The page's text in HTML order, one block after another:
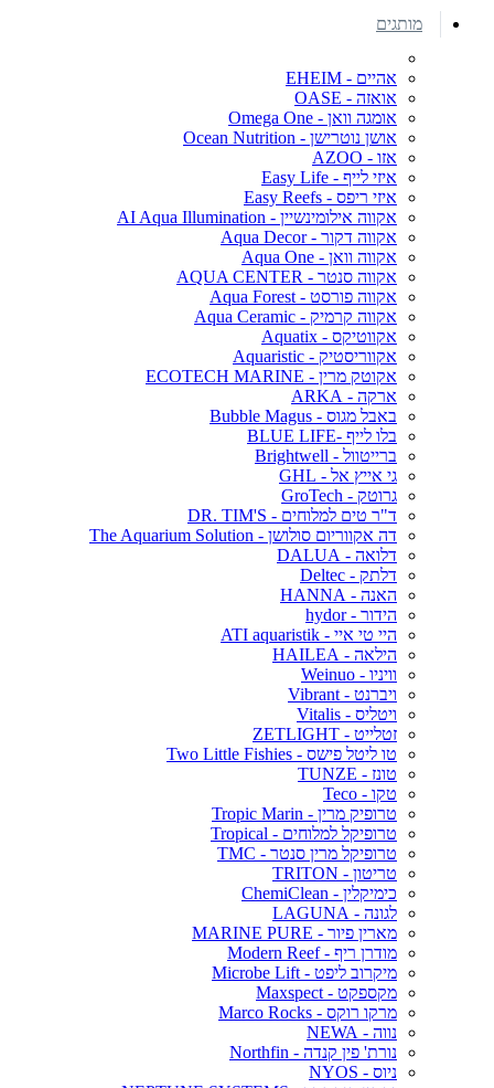
מותגים
אהיים - EHEIM
אואזה - OASE
אומגה וואן - Omega One
אושן נוטרישן - Ocean Nutrition
אזו - AZOO
איזי לייף - Easy Life
איזי ריפס - Easy Reefs
אקווה אילומינשיין - AI Aqua Illumination
אקווה דקור - Aqua Decor
אקווה וואן - Aqua One
אקווה סנטר - AQUA CENTER
אקווה פורסט - Aqua Forest
אקווה קרמיק - Aqua Ceramic
אקווטיקס - Aquatix
אקווריסטיק - Aquaristic
אקוטק מרין - ECOTECH MARINE
ארקה - ARKA
באבל מגוס - Bubble Magus
בלו לייף -BLUE LIFE
ברייטוול - Brightwell
גי אייץ אל - GHL
גרוטק - GroTech
ד"ר טים למלוחים - DR. TIM'S
דה אקווריום סולושן - The Aquarium Solution
דלואה - DALUA
דלתק - Deltec
האנה - HANNA
הידור - hydor
היי טי איי - ATI aquaristik
הילאה - HAILEA
וויניו - Weinuo
ויברנט - Vibrant
ויטליס - Vitalis
זטלייט - ZETLIGHT
טו ליטל פישס - Two Little Fishies
טונז - TUNZE
טקו - Teco
טרופיק מרין - Tropic Marin
טרופיקל למלוחים - Tropical
טרופיקל מרין סנטר - TMC
טריטון - TRITON
כימיקלין - ChemiClean
לגונה - LAGUNA
מארין פיור - MARINE PURE
מודרן ריף - Modern Reef
מיקרוב ליפט - Microbe Lift
מקספקט - Maxspect
מרקו רוקס - Marco Rocks
נווה - NEWA
נורת' פין קנדה - Northfin
ניוס - NYOS